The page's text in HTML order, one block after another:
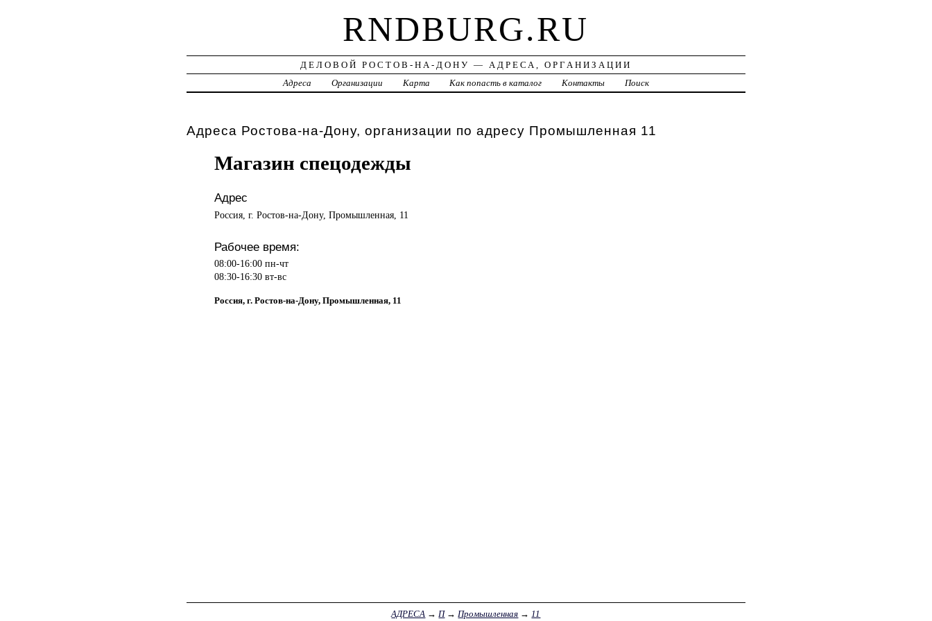
RNDBURG.RU
ДЕЛОВОЙ РОСТОВ-НА-ДОНУ — АДРЕСА, ОРГАНИЗАЦИИ
Адреса
Организации Карта Как попасть в каталог Контакты Поиск
Адреса Ростова-на-Дону, организации по адресу Промышленная 11
Магазин спецодежды
Адрес
Россия, г. Ростов-на-Дону, Промышленная, 11
Рабочее время:
08:00-16:00 пн-чт
08:30-16:30 вт-вс
Россия, г. Ростов-на-Дону, Промышленная, 11
АДРЕСА →П→Промышленная →11